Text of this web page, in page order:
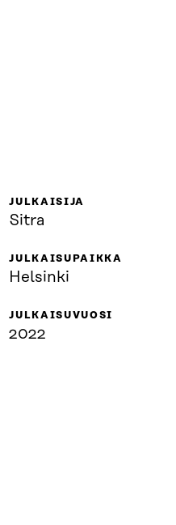
JULKAISIJA
Sitra
JULKAISUPAIKKA
Helsinki
JULKAISUVUOSI
2022